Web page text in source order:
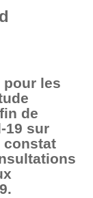
pour les
de
19 sur
constat